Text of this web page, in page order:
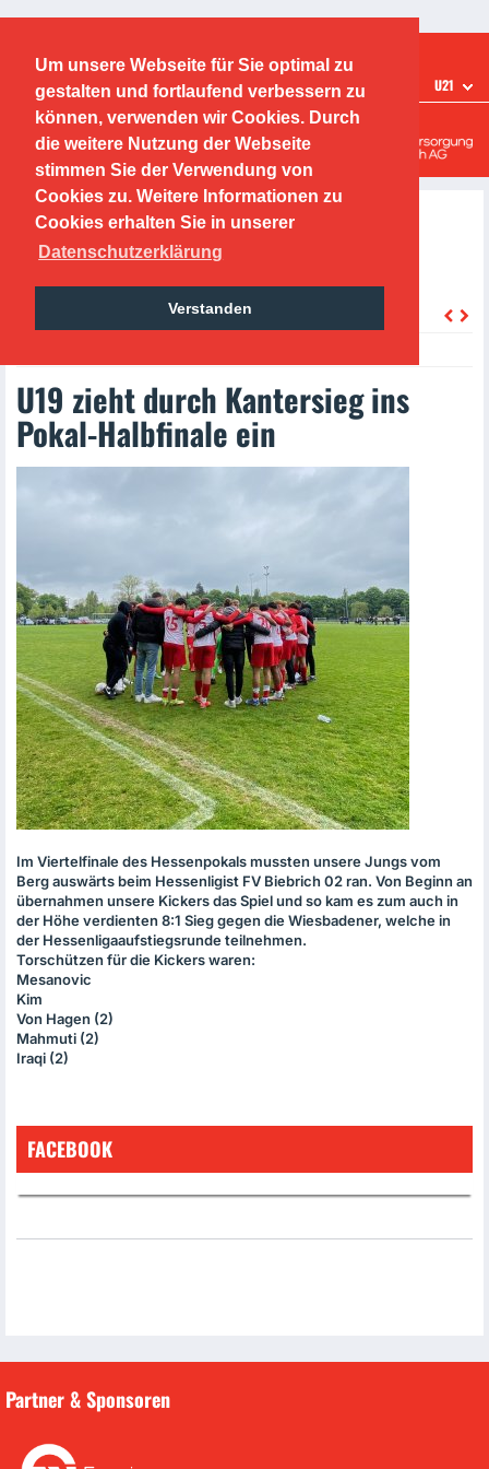
Um unsere Webseite für Sie optimal zu
gestalten und fortlaufend verbessern zu
können, verwenden wir Cookies. Durch
die weitere Nutzung der Webseite
stimmen Sie der Verwendung von
Cookies zu. Weitere Informationen zu
Cookies erhalten Sie in unserer
Datenschutzerklärung
Verstanden
TEAMS U21
Offenbacher Kickers
Leistungszentrum
U19 zieht durch Kantersieg ins
Pokal-Halbfinale ein
Im Viertelfinale des Hessenpokals mussten unsere Jungs vom
Berg auswärts beim Hessenligist FV Biebrich 02 ran. Von Beginn an
übernahmen unsere Kickers das Spiel und so kam es zum auch in
der Höhe verdienten 8:1 Sieg gegen die Wiesbadener, welche in
der Hessenligaaufstiegsrunde teilnehmen.
Torschützen für die Kickers waren:
Mesanovic
Kim
Von Hagen (2)
Mahmuti (2)
Iraqi (2)
FACEBOOK
Partner & Sponsoren